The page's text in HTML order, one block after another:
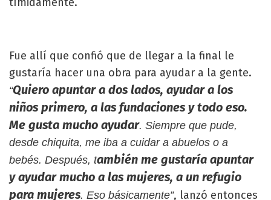
Fue allí que confió que de llegar a la final le
gustaría hacer una obra para ayudar a la gente.
“Quiero apuntar a dos lados, ayudar a los
niños primero, a las fundaciones y todo eso.
Me gusta mucho ayudar. Siempre que pude,
desde chiquita, me iba a cuidar a abuelos o a
bebés. Después, también me gustaría apuntar
y ayudar mucho a las mujeres, a un refugio
para mujeres. Eso básicamente”, lanzó entonces